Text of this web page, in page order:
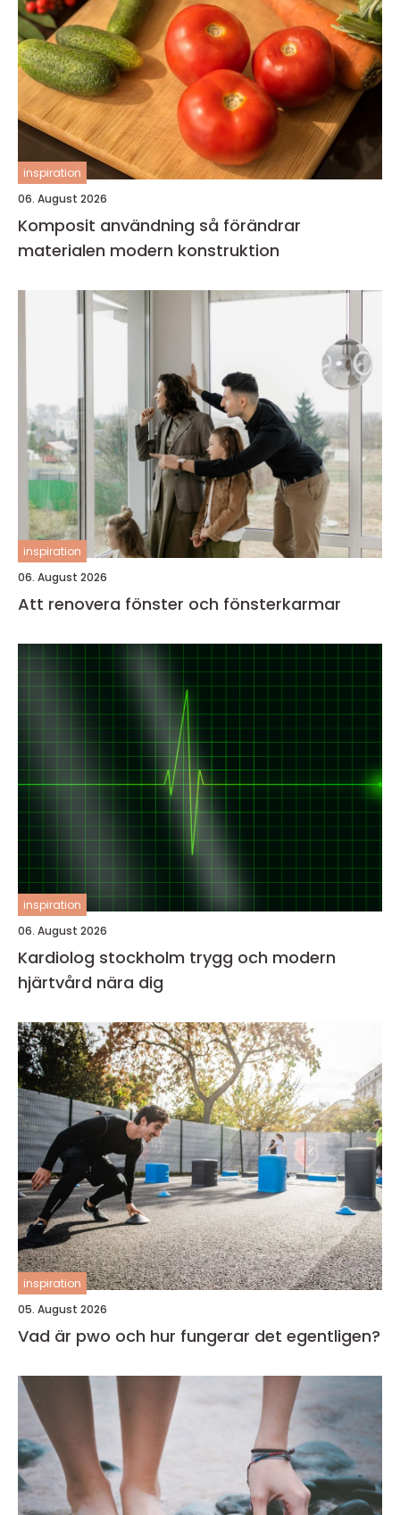
inspiration
06. August 2026
Komposit användning så förändrar
materialen modern konstruktion
inspiration
06. August 2026
Att renovera fönster och fönsterkarmar
inspiration
06. August 2026
Kardiolog stockholm trygg och modern
hjärtvård nära dig
inspiration
05. August 2026
Vad är pwo och hur fungerar det egentligen?